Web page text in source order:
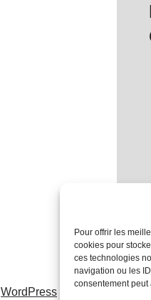
Pour offrir les
cookies pour
ces technologies
navigation ou les
consentement peut
WordPress